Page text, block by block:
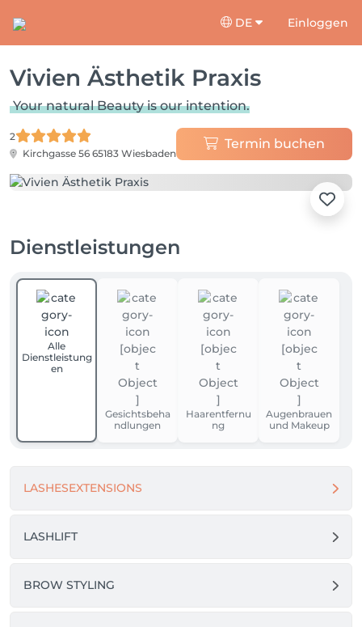
DE Einloggen
Vivien Ästhetik Praxis
Your natural Beauty is our intention.
2
Kirchgasse 56 65183 Wiesbaden
Termin buchen
Dienstleistungen
Alle
Dienstleistung
en
Gesichtsbeha
ndlungen
Haarentfernu
ng
Augenbrauen
und Makeup
LASHESEXTENSIONS
LASHLIFT
BROW STYLING